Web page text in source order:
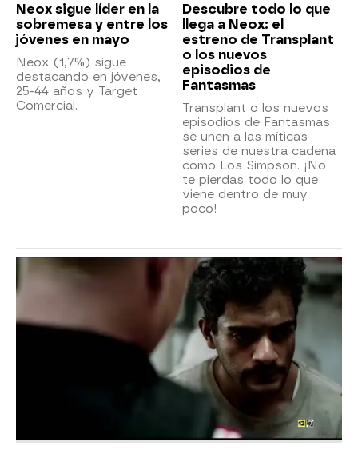
Neox sigue líder en la
sobremesa y entre los
jóvenes en mayo
Neox (1,7%) sigue
destacando en jóvenes,
25-44 años y Target
Comercial.
Descubre todo lo que
llega a Neox: el
estreno de Transplant
o los nuevos
episodios de
Fantasmas
Transplant o los nuevos
episodios de Fantasmas
se unen a las míticas
series de nuestra cadena
como Los Simpson. ¡No
te pierdas todo lo que
viene dentro de muy
poco!